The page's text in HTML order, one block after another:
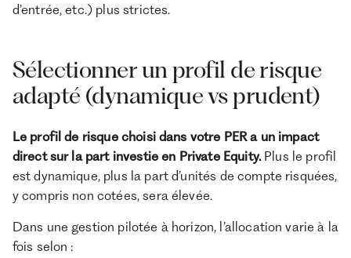
d’entrée, etc.) plus strictes.
Sélectionner un profil de risque
adapté (dynamique vs prudent)
Le profil de risque choisi dans votre PER a un impact
direct sur la part investie en Private Equity.Plus le profil
est dynamique, plus la part d’unités de compte risquées,
y compris non cotées, sera élevée.
Dans une gestion pilotée à horizon, l’allocation varie à la
fois selon :